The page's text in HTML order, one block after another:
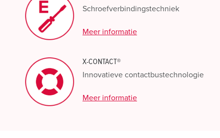
Schroefverbindingstechniek
Meer informatie
X-CONTACT®
Innovatieve contactbustechnologie
Meer informatie